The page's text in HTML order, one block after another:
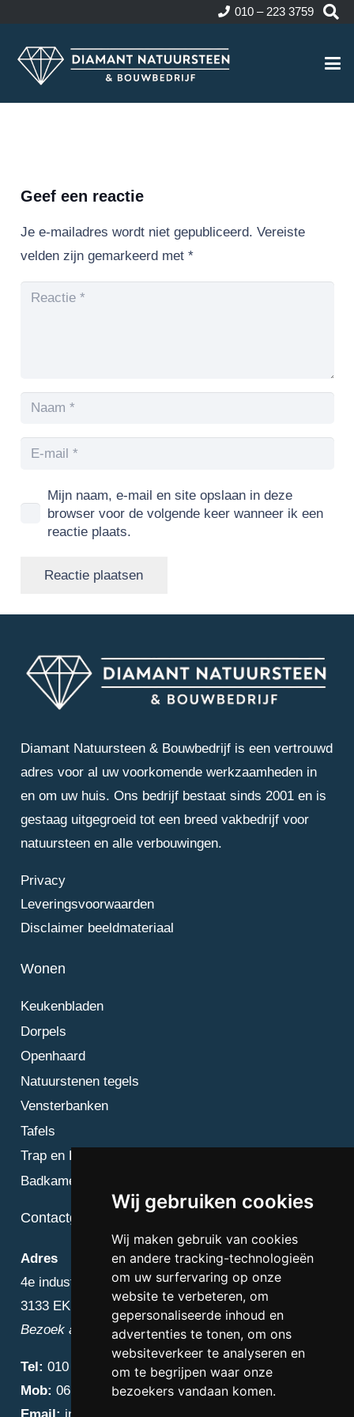
Wij gebruiken cookies
Wij maken gebruik van cookies
en andere tracking-technologieën
om uw surfervaring op onze
website te verbeteren, om
gepersonaliseerde inhoud en
advertenties te tonen, om ons
websiteverkeer te analyseren en
om te begrijpen waar onze
bezoekers vandaan komen.
010 – 223 3759
Geef een reactie
Je e-mailadres wordt niet gepubliceerd. Vereiste
velden zijn gemarkeerd met *
Mijn naam, e-mail en site opslaan in deze
browser voor de volgende keer wanneer ik een
reactie plaats.
Reactie plaatsen
Diamant Natuursteen & Bouwbedrijf is een vertrouwd
adres voor al uw voorkomende werkzaamheden in
en om uw huis. Ons bedrijf bestaat sinds 2001 en is
gestaag uitgegroeid tot een breed vakbedrijf voor
natuursteen en alle verbouwingen.
Privacy
Leveringsvoorwaarden
Disclaimer beeldmateriaal
Wonen
Keukenbladen
Dorpels
Openhaard
Natuurstenen tegels
Vensterbanken
Tafels
Trap en Bordes
Badkamer
Contactgegevens
Adres
4e industriestraat 25
3133 EK Vlaardingen
Bezoek alleen op afspraak
Tel: 010 – 223 3759
Mob: 06 – 4838 1000
Email: info@diamantnatuursteen.nl